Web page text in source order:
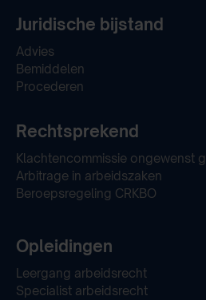
Juridische bijstand
Advies
Bemiddelen
Procederen
Rechtsprekend
Klachtencommissie ongewenst
Arbitrage in arbeidszaken
Beroepsregeling CRKBO
Opleidingen
Leergang arbeidsrecht
Specialist arbeidsrecht